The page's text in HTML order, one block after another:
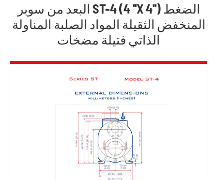
البعد من سوبر ST-4 (4 ''X 4'') الضغط
المنخفض الثقيلة المواد الصلبة المناولة
الذاتي فتيلة مضخات